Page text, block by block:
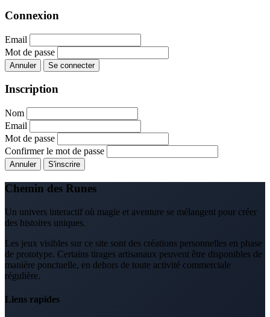
Connexion
Email
Mot de passe
Annuler Se connecter
Inscription
Nom
Email
Mot de passe
Confirmer le mot de passe
Annuler S'inscrire
Chemin des Runes
Un univers interactif où magie et aventure se mélangent pour créer
des histoires uniques.
Les jeux visibles sur ce site sont des créations personnelles en phase
de prototype. Certains tirages artisanaux peuvent être disponibles de
manière ponctuelle, en dehors de toute activité commerciale
régulière.
Liens rapides